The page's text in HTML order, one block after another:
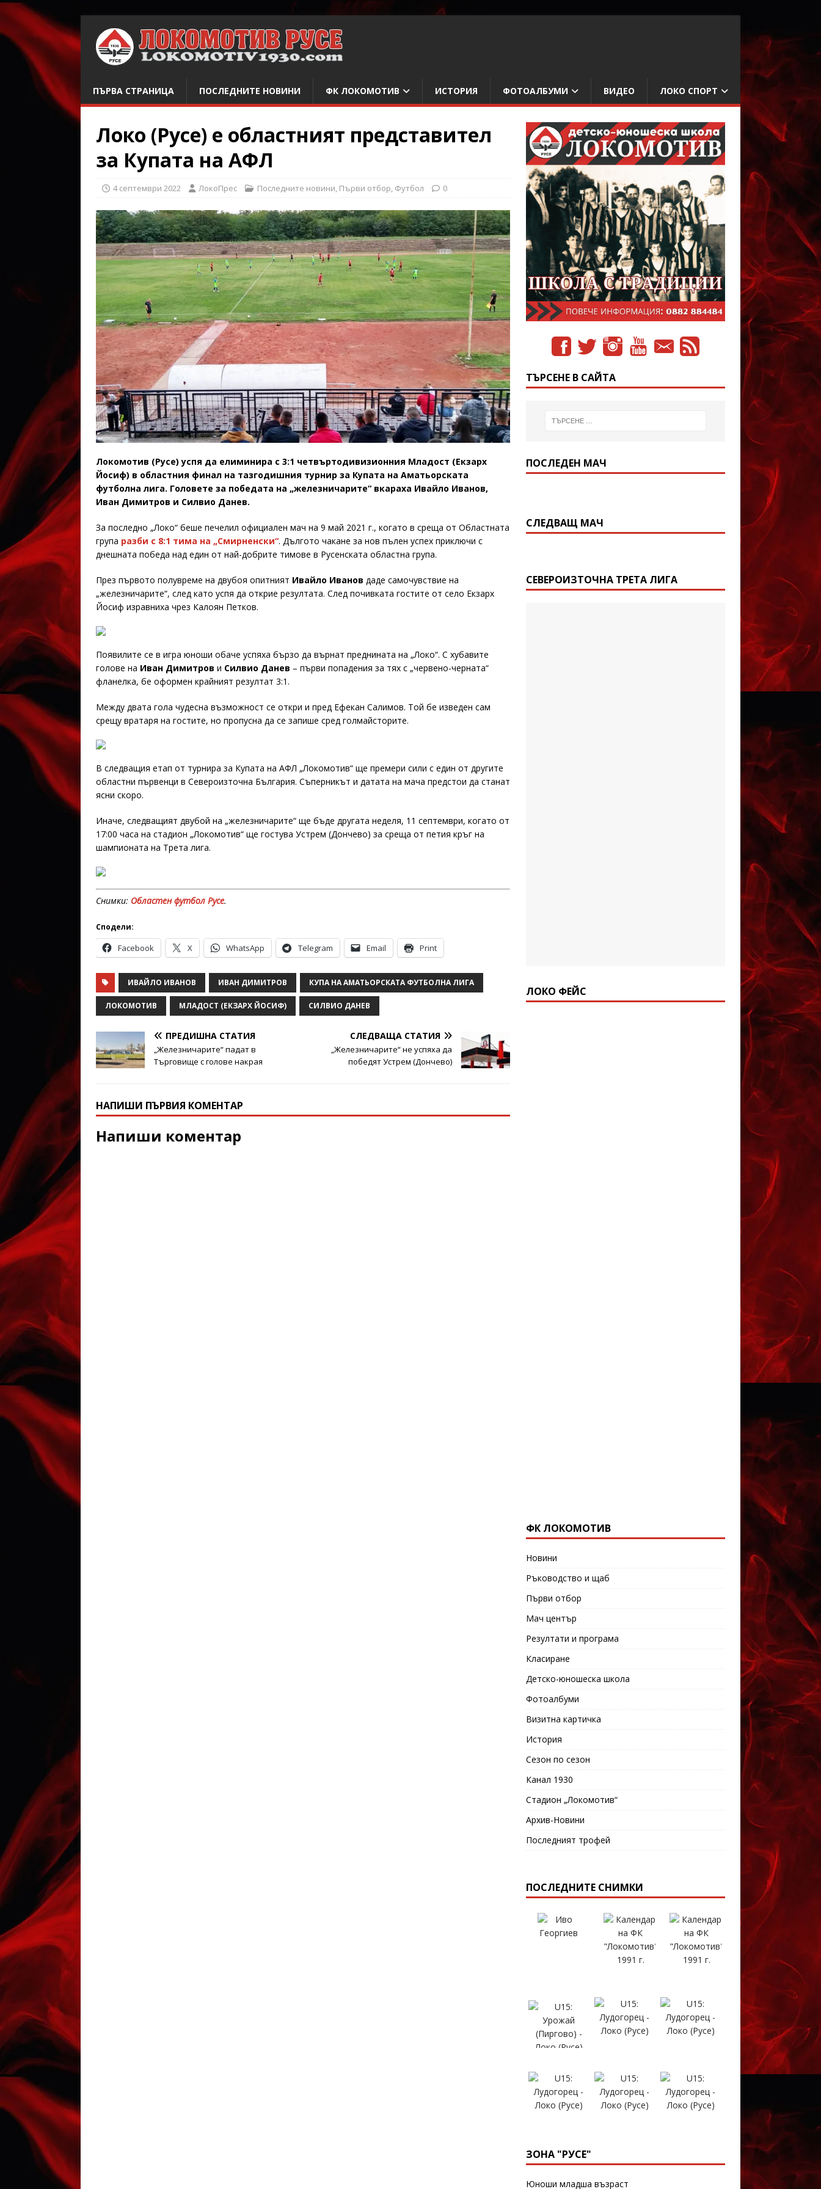
ПЪРВА СТРАНИЦА ПОСЛЕДНИТЕ НОВИНИ ФК ЛОКОМОТИВ ИСТОРИЯ ФОТОАЛБУМИ ВИДЕО ЛОКО СПОРТ
Локо (Русе) е областният представител
за Купата на АФЛ
4 септември 2022 ЛокоПрес Последните новини, Първи отбор, Футбол 0
Локомотив (Русе) успя да елиминира с 3:1 четвъртодивизионния Младост (Екзарх
Йосиф) в областния финал на тазгодишния турнир за Купата на Аматьорската
футболна лига. Головете за победата на „железничарите“ вкараха Ивайло Иванов,
Иван Димитров и Силвио Данев.
За последно „Локо“ беше печелил официален мач на 9 май 2021 г., когато в среща от Областната
група разби с 8:1 тима на „Смирненски“. Дългото чакане за нов пълен успех приключи с
днешната победа над един от най-добрите тимове в Русенската областна група.
През първото полувреме на двубоя опитният Ивайло Иванов даде самочувствие на
„железничарите“, след като успя да открие резултата. След почивката гостите от село Екзарх
Йосиф изравниха чрез Калоян Петков.
Появилите се в игра юноши обаче успяха бързо да върнат преднината на „Локо“. С хубавите
голове на Иван Димитров и Силвио Данев – първи попадения за тях с „червено-черната“
фланелка, бе оформен крайният резултат 3:1.
Между двата гола чудесна възможност се откри и пред Ефекан Салимов. Той бе изведен сам
срещу вратаря на гостите, но пропусна да се запише сред голмайсторите.
В следващия етап от турнира за Купата на АФЛ „Локомотив“ ще премери сили с един от другите
областни първенци в Североизточна България. Съперникът и датата на мача предстои да станат
ясни скоро.
Иначе, следващият двубой на „железничарите“ ще бъде другата неделя, 11 септември, когато от
17:00 часа на стадион „Локомотив“ ще гостува Устрем (Дончево) за среща от петия кръг на
шампионата на Трета лига.
Снимки: Областен футбол Русе.
Сподели:
Facebook X WhatsApp Telegram Email Print
ИВАЙЛО ИВАНОВ ИВАН ДИМИТРОВ КУПА НА АМАТЬОРСКАТА ФУТБОЛНА ЛИГА
ЛОКОМОТИВ МЛАДОСТ (ЕКЗАРХ ЙОСИФ) СИЛВИО ДАНЕВ
ПРЕДИШНА СТАТИЯ
„Железничарите“ падат в
Търговище с голове накрая
СЛЕДВАЩА СТАТИЯ
„Железничарите“ не успяха да
победят Устрем (Дончево)
НАПИШИ ПЪРВИЯ КОМЕНТАР
Напиши коментар
ТЪРСЕНЕ В САЙТА
ПОСЛЕДЕН МАЧ
СЛЕДВАЩ МАЧ
СЕВЕРОИЗТОЧНА ТРЕТА ЛИГА
ЛОКО ФЕЙС
ФК ЛОКОМОТИВ
Новини
Ръководство и щаб
Първи отбор
Мач център
Резултати и програма
Класиране
Детско-юношеска школа
Фотоалбуми
Визитна картичка
История
Сезон по сезон
Канал 1930
Стадион „Локомотив“
Архив-Новини
Последният трофей
ПОСЛЕДНИТЕ СНИМКИ
ЗОНА "РУСЕ"
Юноши младша възраст